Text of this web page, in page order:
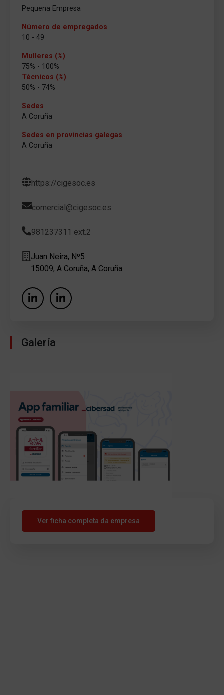
Pequena Empresa
Número de empregados
10 - 49
Mulleres (%)
75% - 100%
Técnicos (%)
50% - 74%
Sedes
A Coruña
Sedes en provincias galegas
A Coruña
https://cigesoc.es
comercial@cigesoc.es
981237311 ext.2
Juan Neira, Nº5
15009, A Coruña, A Coruña
Galería
Ver ficha completa da empresa